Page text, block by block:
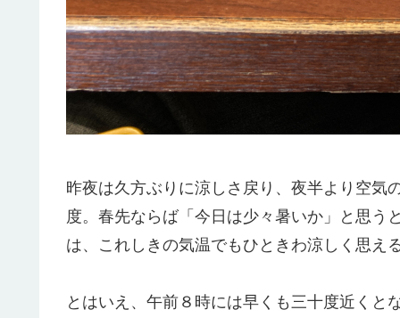
昨夜は久方ぶりに涼しさ戻り、夜半より空気
度。春先ならば「今日は少々暑いか」と思う
は、これしきの気温でもひときわ涼しく思え
とはいえ、午前８時には早くも三十度近くと